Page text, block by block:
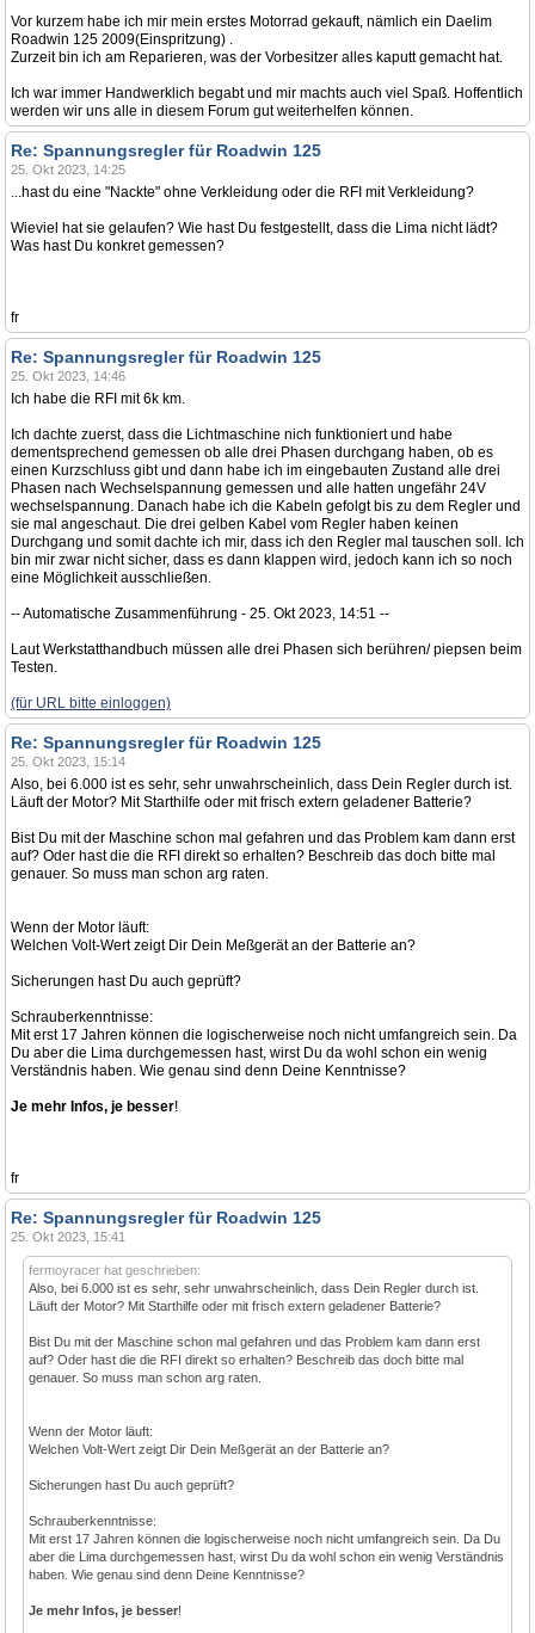
Vor kurzem habe ich mir mein erstes Motorrad gekauft, nämlich ein Daelim
Roadwin 125 2009(Einspritzung) .
Zurzeit bin ich am Reparieren, was der Vorbesitzer alles kaputt gemacht hat.
Ich war immer Handwerklich begabt und mir machts auch viel Spaß. Hoffentlich
werden wir uns alle in diesem Forum gut weiterhelfen können.
Re: Spannungsregler für Roadwin 125
25. Okt 2023, 14:25
...hast du eine "Nackte" ohne Verkleidung oder die RFI mit Verkleidung?
Wieviel hat sie gelaufen? Wie hast Du festgestellt, dass die Lima nicht lädt?
Was hast Du konkret gemessen?
fr
Re: Spannungsregler für Roadwin 125
25. Okt 2023, 14:46
Ich habe die RFI mit 6k km.
Ich dachte zuerst, dass die Lichtmaschine nich funktioniert und habe
dementsprechend gemessen ob alle drei Phasen durchgang haben, ob es
einen Kurzschluss gibt und dann habe ich im eingebauten Zustand alle drei
Phasen nach Wechselspannung gemessen und alle hatten ungefähr 24V
wechselspannung. Danach habe ich die Kabeln gefolgt bis zu dem Regler und
sie mal angeschaut. Die drei gelben Kabel vom Regler haben keinen
Durchgang und somit dachte ich mir, dass ich den Regler mal tauschen soll. Ich
bin mir zwar nicht sicher, dass es dann klappen wird, jedoch kann ich so noch
eine Möglichkeit ausschließen.
-- Automatische Zusammenführung - 25. Okt 2023, 14:51 --
Laut Werkstatthandbuch müssen alle drei Phasen sich berühren/ piepsen beim
Testen.
(für URL bitte einloggen)
Re: Spannungsregler für Roadwin 125
25. Okt 2023, 15:14
Also, bei 6.000 ist es sehr, sehr unwahrscheinlich, dass Dein Regler durch ist.
Läuft der Motor? Mit Starthilfe oder mit frisch extern geladener Batterie?
Bist Du mit der Maschine schon mal gefahren und das Problem kam dann erst
auf? Oder hast die die RFI direkt so erhalten? Beschreib das doch bitte mal
genauer. So muss man schon arg raten.
Wenn der Motor läuft:
Welchen Volt-Wert zeigt Dir Dein Meßgerät an der Batterie an?
Sicherungen hast Du auch geprüft?
Schrauberkenntnisse:
Mit erst 17 Jahren können die logischerweise noch nicht umfangreich sein. Da
Du aber die Lima durchgemessen hast, wirst Du da wohl schon ein wenig
Verständnis haben. Wie genau sind denn Deine Kenntnisse?
Je mehr Infos, je besser!
fr
Re: Spannungsregler für Roadwin 125
25. Okt 2023, 15:41
fermoyracer hat geschrieben:
Also, bei 6.000 ist es sehr, sehr unwahrscheinlich, dass Dein Regler durch ist.
Läuft der Motor? Mit Starthilfe oder mit frisch extern geladener Batterie?
Bist Du mit der Maschine schon mal gefahren und das Problem kam dann erst
auf? Oder hast die die RFI direkt so erhalten? Beschreib das doch bitte mal
genauer. So muss man schon arg raten.
Wenn der Motor läuft:
Welchen Volt-Wert zeigt Dir Dein Meßgerät an der Batterie an?
Sicherungen hast Du auch geprüft?
Schrauberkenntnisse:
Mit erst 17 Jahren können die logischerweise noch nicht umfangreich sein. Da Du
aber die Lima durchgemessen hast, wirst Du da wohl schon ein wenig Verständnis
haben. Wie genau sind denn Deine Kenntnisse?
Je mehr Infos, je besser!